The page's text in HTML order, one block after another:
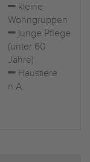
kleine
Wohngruppen
junge Pflege
(unter 60
Jahre)
Haustiere
n.A.